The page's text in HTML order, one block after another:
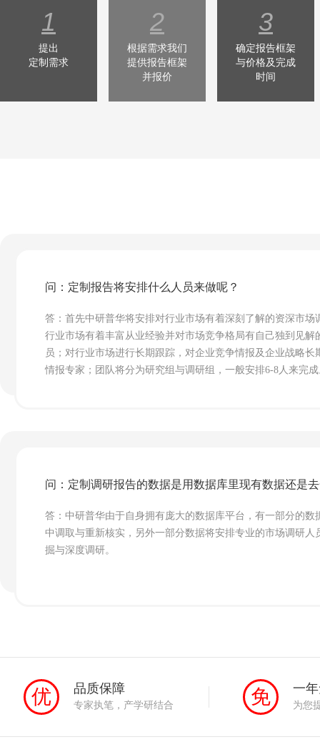
1
提出
定制需求
2
根据需求我们
提供报告框架
并报价
3
确定报告框架
与价格及完成
时间
问：定制报告将安排什么人员来做呢？
答：首先中研普华将安排对行业市场有着深刻了解的资深市场
行业市场有着丰富从业经验并对市场竞争格局有自己独到见解
员；对行业市场进行长期跟踪，对企业竞争情报及企业战略长
情报专家；团队将分为研究组与调研组，一般安排6-8人来完
问：定制调研报告的数据是用数据库里现有数据还是
答：中研普华由于自身拥有庞大的数据库平台，有一部分的数
中调取与重新核实，另外一部分数据将安排专业的市场调研人
掘与深度调研。
优 品质保障
专家执笔，产学研结合 免 一
为您